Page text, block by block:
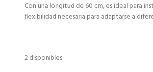
Con una longitud de 60 cm, es ideal para
flexibilidad necesaria para adaptarse a
2 disponibles